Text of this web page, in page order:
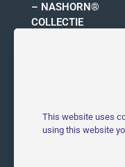
– NASHORN®
COLLECTIE
© 2026 MOLLIS -
This website uses
using this website